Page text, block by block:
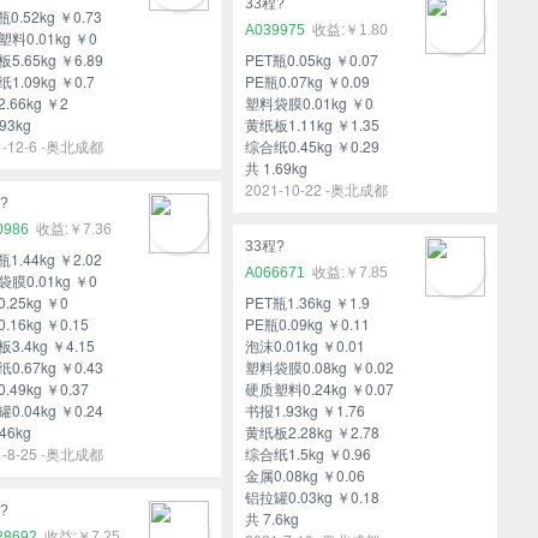
0.52kg ￥0.73
料0.01kg ￥0
5.65kg ￥6.89
1.09kg ￥0.7
￥2
12-6 -奥北成都
33程?
A039975
￥1.80
PET瓶0.05kg ￥0.07
PE瓶0.07kg ￥0.09
塑料袋膜0.01kg ￥0
黄纸板1.11kg ￥1.35
综合纸0.45kg ￥0.29
共 1.69kg
2021-10-22 -奥北成都
￥7.36
1.44kg ￥2.02
膜0.01kg ￥0
￥0
￥0.15
3.4kg ￥4.15
0.67kg ￥0.43
￥0.37
0.04kg ￥0.24
8-25 -奥北成都
33程?
A066671
￥7.85
PET瓶1.36kg ￥1.9
PE瓶0.09kg ￥0.11
泡沫0.01kg ￥0.01
塑料袋膜0.08kg ￥0.02
硬质塑料0.24kg ￥0.07
书报1.93kg ￥1.76
黄纸板2.28kg ￥2.78
综合纸1.5kg ￥0.96
金属0.08kg ￥0.06
铝拉罐0.03kg ￥0.18
共 7.6kg